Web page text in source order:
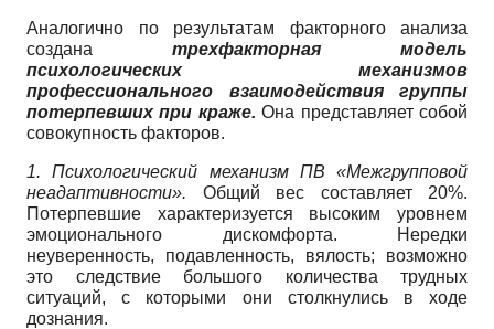
Аналогично по результатам факторного анализа
создана трехфакторная модель
психологических механизмов
профессионального взаимодействия группы
потерпевших при краже. Она представляет собой
совокупность факторов.
1.
Психологический механизм ПВ «Межгрупповой
неадаптивности». Общий вес составляет 20%.
Потерпевшие характеризуется высоким уровнем
эмоционального дискомфорта. Нередки
неуверенность, подавленность, вялость; возможно
это следствие большого количества трудных
ситуаций, с которыми они столкнулись в ходе
дознания.